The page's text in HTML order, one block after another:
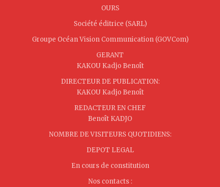
OURS
Société éditrice (SARL)
Groupe Océan Vision Communication (GOVCom)
GERANT
KAKOU Kadjo Benoît
DIRECTEUR DE PUBLICATION:
KAKOU Kadjo Benoît
REDACTEUR EN CHEF
Benoît KADJO
NOMBRE DE VISITEURS QUOTIDIENS:
DEPOT LEGAL
En cours de constitution
Nos contacts :